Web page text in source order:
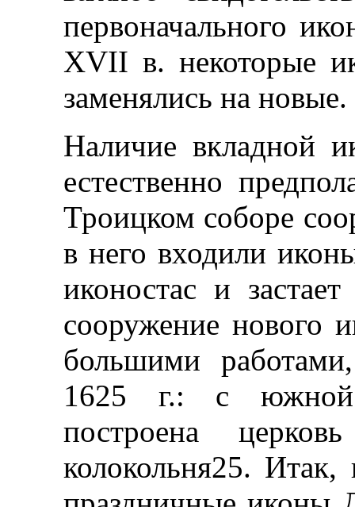
первоначального
XVII в. некоторые
заменялись на новые.
Наличие вкладной
естественно
Троицком соборе
в него входили
иконостас и
сооружение нового
большими
1625 г.: с южной
построена
колокольня25.